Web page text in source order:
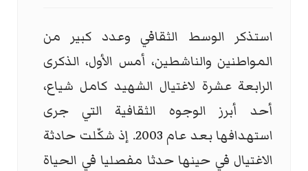
استذكر الوسط الثقافي وعدد كبير من
المواطنين والناشطين، أمس الأول، الذكرى
الرابعة عشرة لاغتيال الشهيد كامل شياع،
أحد أبرز الوجوه الثقافية التي جرى
استهدافها بعد عام 2003. إذ شكّلت حادثة
الاغتيال في حينها حدثا مفصليا في الحياة